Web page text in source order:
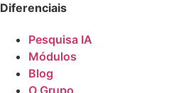
Diferenciais
Pesquisa IA
Módulos
Blog